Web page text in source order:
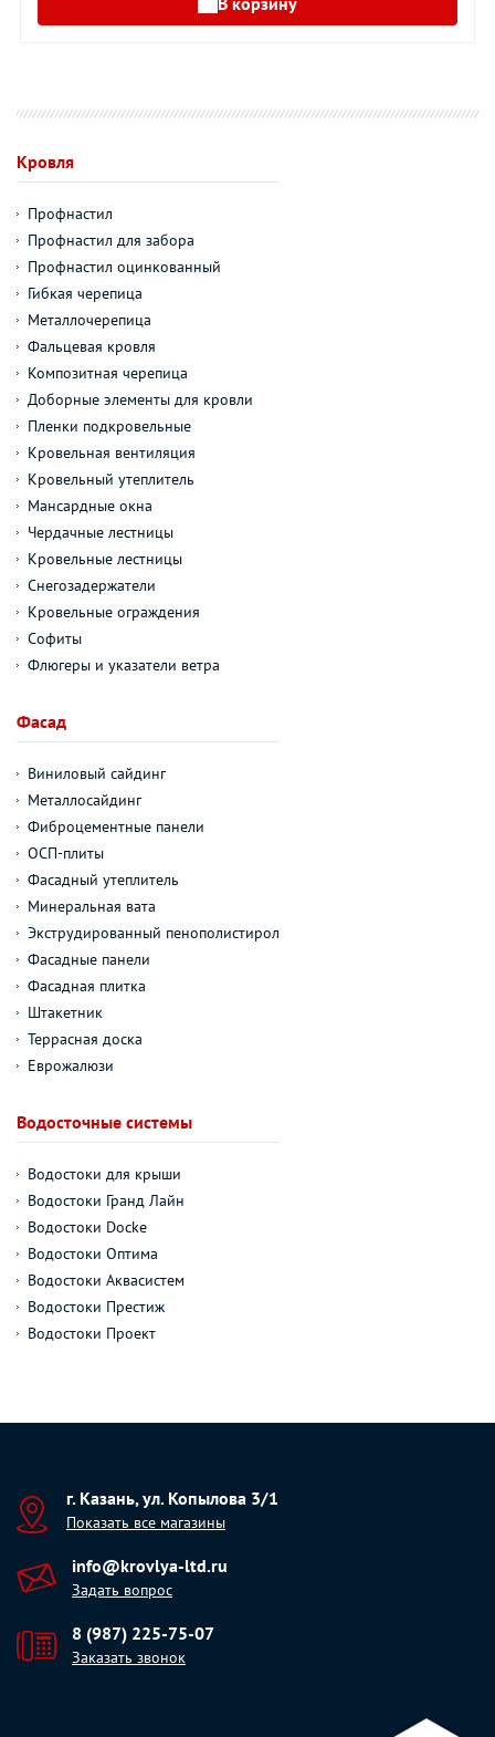
Кровля
Профнастил
Профнастил для забора
Профнастил оцинкованный
Гибкая черепица
Металлочерепица
Фальцевая кровля
Композитная черепица
Доборные элементы для кровли
Пленки подкровельные
Кровельная вентиляция
Кровельный утеплитель
Мансардные окна
Чердачные лестницы
Кровельные лестницы
Снегозадержатели
Кровельные ограждения
Софиты
Флюгеры и указатели ветра
Фасад
Виниловый сайдинг
Металлосайдинг
Фиброцементные панели
ОСП-плиты
Фасадный утеплитель
Минеральная вата
Экструдированный пенополистирол
Фасадные панели
Фасадная плитка
Штакетник
Террасная доска
Еврожалюзи
Водосточные системы
Водостоки для крыши
Водостоки Гранд Лайн
Водостоки Docke
Водостоки Оптима
Водостоки Аквасистем
Водостоки Престиж
Водостоки Проект
г. Казань, ул. Копылова 3/1
Показать все магазины
info@krovlya-ltd.ru
Задать вопрос
8 (987) 225-75-07
Заказать звонок